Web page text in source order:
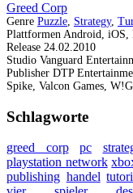
Greed Corp
Genre Puzzle, Strategy,
Plattformen Android, iOS,
Release 24.02.2010
Studio Vanguard
Publisher DTP
Spike, Valcon Games,
Schlagworte
greed corp pc
playstation network
publishing handel